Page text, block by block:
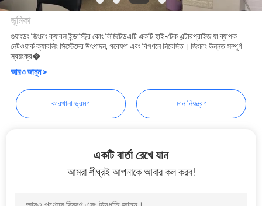
সাইট
ম্যাপ
গোপনীয়তা
নীতি
Guangdong Jingchang Cable
ভূমিকা
গুয়াংডং জিংচাং ক্যাবল ইন্ডাস্ট্রি কোং লিমিটেডএটি একটি হাই-টেক এন্টারপ্রাইজ যা ব্যাপক
নেটওয়ার্ক ক্যাবলিং সিস্টেমের উৎপাদন, গবেষণা এবং বিপণনে নিবেদিত। জিংচাং উন্নত সম্পূর্ণ
স্বয়ংক্র�
আরও জানুন >
কারখানা ভ্রমণ মান নিয়ন্ত্রণ
একটি বার্তা রেখে যান
আমরা শীঘ্রই আপনাকে আবার কল করব!